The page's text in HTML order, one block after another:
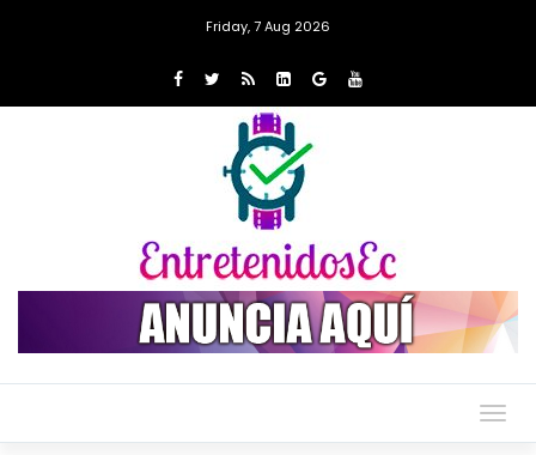
Friday, 7 Aug 2026